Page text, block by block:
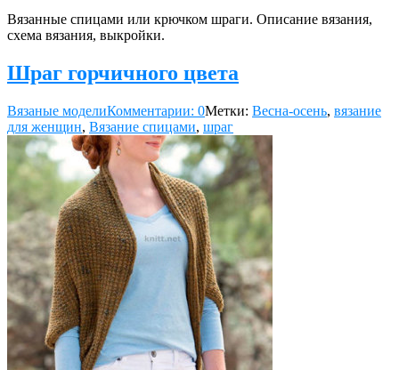
Вязанные спицами или крючком шраги. Описание вязания,
схема вязания, выкройки.
Шраг горчичного цвета
Вязаные моделиКомментарии: 0Метки: Весна-осень, вязание
для женщин, Вязание спицами, шраг